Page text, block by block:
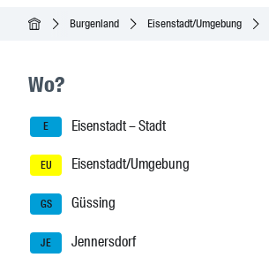
StartseiteBurgenland Eisenstadt/Umgebung
Seitenleisten-Navigation
Wo?
E Eisenstadt – Stadt
EU Eisenstadt/Umgebung
GS Güssing
JE Jennersdorf